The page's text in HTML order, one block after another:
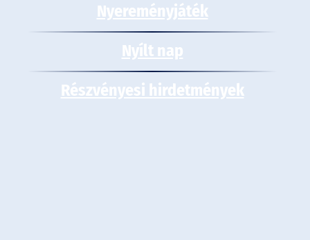
Nyereményjáték
Nyílt nap
Részvényesi hirdetmények